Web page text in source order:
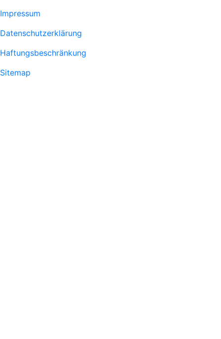
Menu
Fußzeile
1
Impressum
Datenschutzerklärung
Haftungsbeschränkung
Sitemap